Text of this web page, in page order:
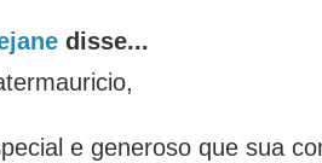
disse...
e generoso que sua